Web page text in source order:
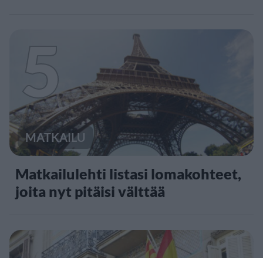
5
MATKAILU
Matkailulehti listasi lomakohteet,
joita nyt pitäisi välttää